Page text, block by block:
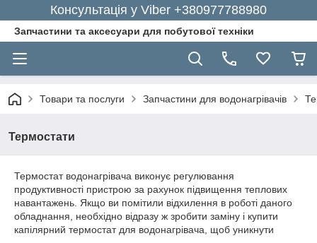
Консультація у Viber +380977788980
Запчастини та аксесуари для побутової техніки
Товари та послуги Запчастини для водонагрівачів
Термостати
Термостат водонагрівача виконує регулювання
продуктивності пристрою за рахунок підвищення теплових
навантажень. Якщо ви помітили відхилення в роботі даного
обладнання, необхідно відразу ж зробити заміну і купити
капілярний термостат для водонагрівача, щоб уникнути